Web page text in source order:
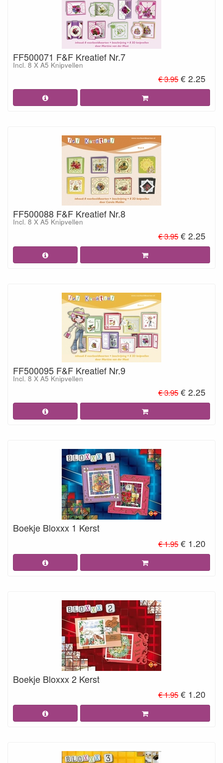
FF500071 F&F Kreatief Nr.7
Incl. 8 X A5 Knipvellen
€ 3.95 € 2.25
FF500088 F&F Kreatief Nr.8
Incl. 8 X A5 Knipvellen
€ 3.95 € 2.25
FF500095 F&F Kreatief Nr.9
Incl. 8 X A5 Knipvellen
€ 3.95 € 2.25
Boekje Bloxxx 1 Kerst
€ 1.95 € 1.20
Boekje Bloxxx 2 Kerst
€ 1.95 € 1.20